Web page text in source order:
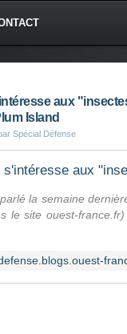
aux
Island
Spécial Défense
la semaine
le site ouest-